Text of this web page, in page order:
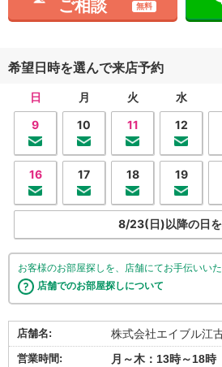
ご相談 無料
希望日時を選んで来店予約
日 月 火 水
9
10 11 12
16 17 18 19
8/23(日)以降の日
お客様のお部屋探しを、店舗にてお手伝いい
店舗でのお部屋探しについて
店舗名: 株式会社エイブル江
営業時間: 月～木：13時～18